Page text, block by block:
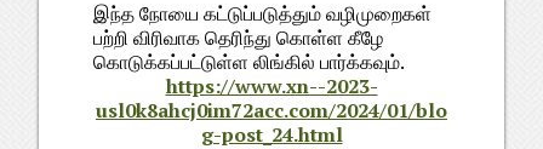
இந்த நோயை கட்டுப்படுத்தும் வழிமுறைகள்
பற்றி விரிவாக தெரிந்து கொள்ள கீழே
கொடுக்கப்பட்டுள்ள லிங்கில் பார்க்கவும்.
https://www.xn--2023-
usl0k8ahcj0im72acc.com/2024/01/blo
g-post_24.html